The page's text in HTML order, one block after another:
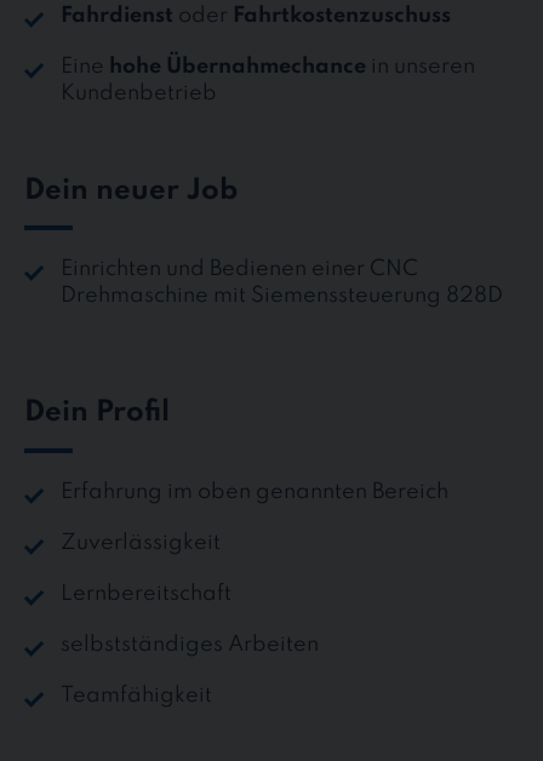
Fahrdienst oder Fahrtkostenzuschuss
Eine hohe Übernahmechance in unseren
Kundenbetrieb
Dein neuer Job
Einrichten und Bedienen einer CNC
Drehmaschine mit Siemenssteuerung 828D
Dein Profil
Erfahrung im oben genannten Bereich
Zuverlässigkeit
Lernbereitschaft
selbstständiges Arbeiten
Teamfähigkeit